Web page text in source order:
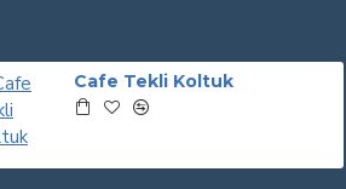
Cafe Tekli Koltuk